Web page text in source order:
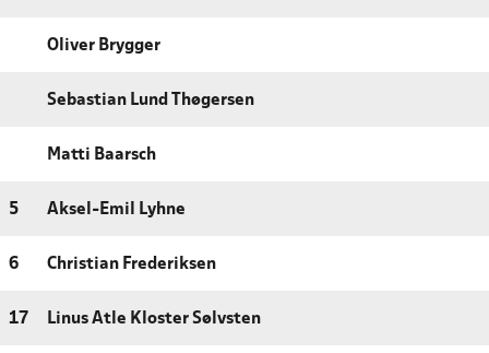
Oliver Brygger
Sebastian Lund Thøgersen
Matti Baarsch
5 Aksel-Emil Lyhne
6 Christian Frederiksen
17 Linus Atle Kloster Sølvsten